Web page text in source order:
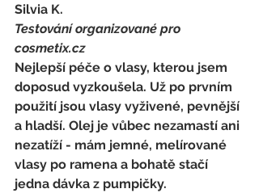
Silvia K.
Testování organizované pro
cosmetix.cz
Nejlepší péče o vlasy, kterou jsem
doposud vyzkoušela. Už po prvním
použití jsou vlasy vyživené, pevnější
a hladší. Olej je vůbec nezamastí ani
nezatíží - mám jemné, melírované
vlasy po ramena a bohatě stačí
jedna dávka z pumpičky.